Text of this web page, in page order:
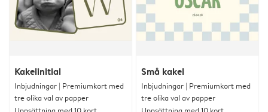
Kakelinitial
Inbjudningar | Premiumkort med
tre olika val av papper
Små kakel
Inbjudningar | Premiumkort med
tre olika val av papper